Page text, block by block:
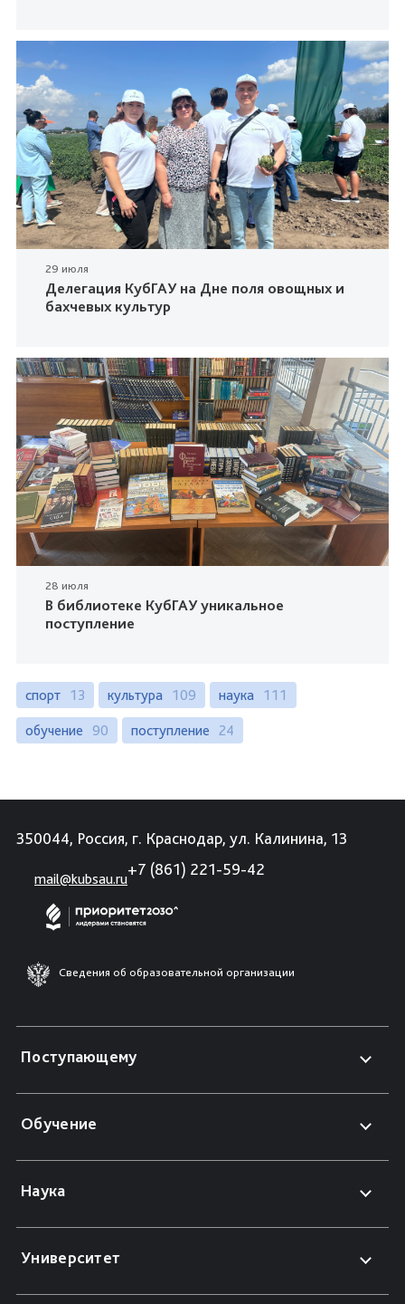
29 июля
Делегация КубГАУ на Дне поля овощных и
бахчевых культур
28 июля
В библиотеке КубГАУ уникальное
поступление
спорт 13 культура 109 наука 111
обучение 90 поступление 24
350044, Россия, г. Краснодар, ул. Калинина, 13
mail@kubsau.ru
+7 (861) 221-59-42
Сведения об образовательной организации
Поступающему
Обучение
Наука
Университет